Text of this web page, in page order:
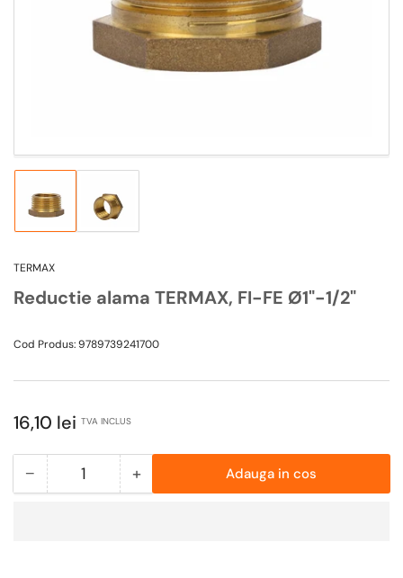
1
in
modal
Incarca
vizualizarea
Incarca
imagine
TERMAX
Reductie alama TERMAX, FI-FE Ø1"-1/2"
Cod Produs:9789739241700
Pret
16,10 lei TVA INCLUS
− Scade
Cantitate +Mareste
Adauga in cos